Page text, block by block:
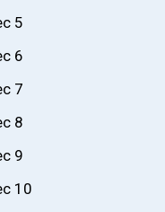
5
6
7
8
9
10